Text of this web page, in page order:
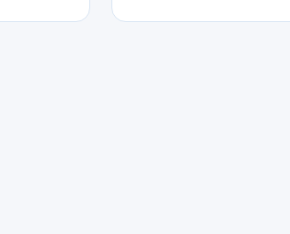
decidir la mejor opción de